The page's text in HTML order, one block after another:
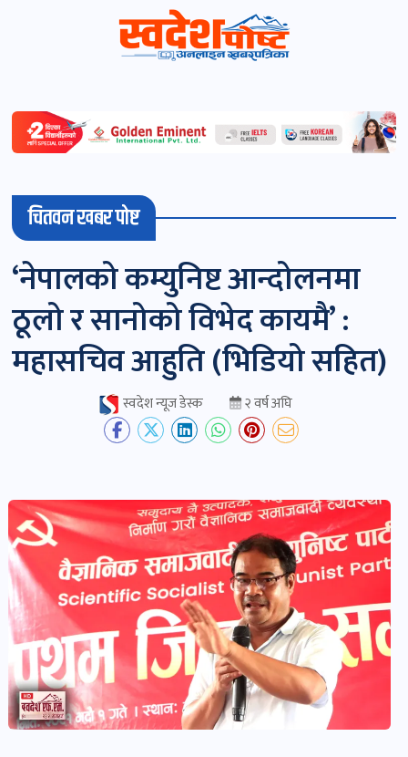
विशेष
माडी
(स्थानीय)
खबर
पोष्ट
चितवन
खबर
खबर
पोष्ट
विकास-
निर्माण
खबर
पोष्ट
चितवन खबर पोष्ट
‘नेपालको कम्युनिष्ट आन्दोलनमा
ठूलो र सानोको विभेद कायमै’ :
महासचिव आहुति (भिडियो सहित)
स्वदेश न्यूज डेस्क २ वर्ष अघि